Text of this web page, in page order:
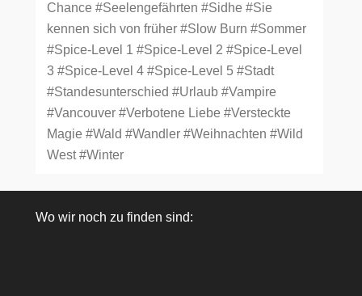
Chance #Seelengefährten #Sidhe #Sie
kennen sich von früher #Slow Burn #Sommer
#Spice-Level 1 #Spice-Level 2 #Spice-Level
3 #Spice-Level 4 #Spice-Level 5 #Stadt
#Standesunterschied #Urlaub #Vampire
#Vancouver #Verbotene Liebe #Versteckte
Magie #Wald #Wandler #Weihnachten #Wild
West #Winter
Wo wir noch zu finden sind: